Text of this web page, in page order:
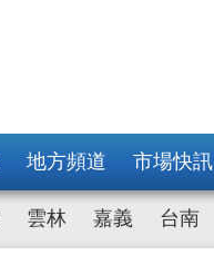
地方頻道 市場快訊
雲林 嘉義 台南